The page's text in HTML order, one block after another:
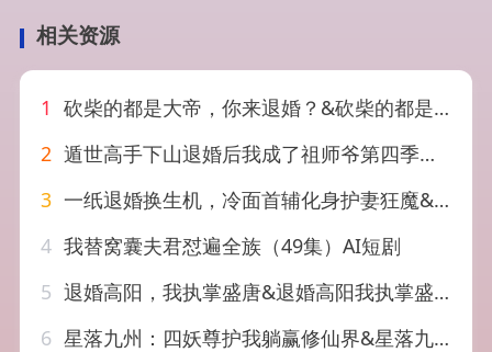
相关资源
1 砍柴的都是大帝，你来退婚？&砍柴的都是大帝你来退婚？（81集）AI短剧
2 遁世高手下山退婚后我成了祖师爷第四季（93集）AI短剧
3 一纸退婚换生机，冷面首辅化身护妻狂魔&一纸退婚换生机冷面首辅化身护妻狂魔（50集）AI短剧
4 我替窝囊夫君怼遍全族（49集）AI短剧
5 退婚高阳，我执掌盛唐&退婚高阳我执掌盛唐（67集）AI短剧
6 星落九州：四妖尊护我躺赢修仙界&星落九州四妖尊护我躺赢修仙界（57集）AI短剧